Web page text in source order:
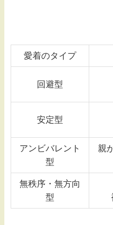
愛着のタイプ
回避型
安定型
アンビバレント
型
親
無秩序・無方向
型